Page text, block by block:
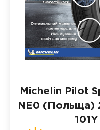
Michelin Pilot
NE0 (Польща)
101Y